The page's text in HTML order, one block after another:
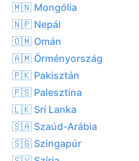
🇲🇳 Mongólia
🇳🇵 Nepál
🇴🇲 Omán
🇦🇲 Örményország
🇵🇰 Pakisztán
🇵🇸 Palesztina
🇱🇰 Srí Lanka
🇸🇦 Szaúd-Arábia
🇸🇬 Szingapúr